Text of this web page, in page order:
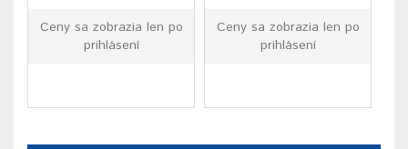
Ceny sa zobrazia len po
prihlásení
Ceny sa zobrazia len po
prihlásení